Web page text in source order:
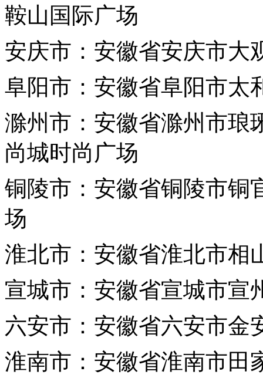
鞍山国际广场
安庆市：安徽省安庆市大
阜阳市：安徽省阜阳市太
滁州市：安徽省滁州市琅
尚城时尚广场
铜陵市：安徽省铜陵市铜
场
淮北市：安徽省淮北市相
宣城市：安徽省宣城市宣
六安市：安徽省六安市金
淮南市：安徽省淮南市田